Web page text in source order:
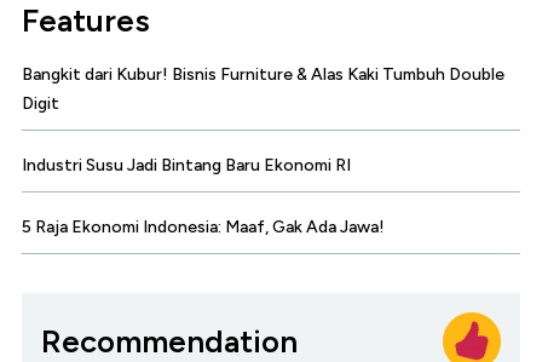
Features
Bangkit dari Kubur! Bisnis Furniture & Alas Kaki Tumbuh Double
Digit
Industri Susu Jadi Bintang Baru Ekonomi RI
5 Raja Ekonomi Indonesia: Maaf, Gak Ada Jawa!
Recommendation